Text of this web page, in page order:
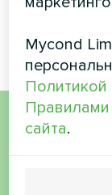
Хотите
есть
Mycond
Политикой
Правилами
сайта.